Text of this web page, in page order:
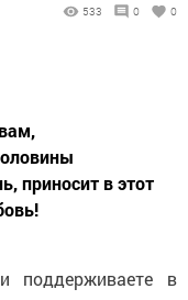
533 0 0
приносит в этот
поддерживаете в